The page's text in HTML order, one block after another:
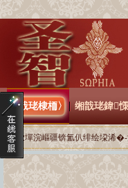
缃戠珯棣栭〉 缃戠珯鍏憡
褰撳墠浣嶇疆锛氳仈绯绘垜浠